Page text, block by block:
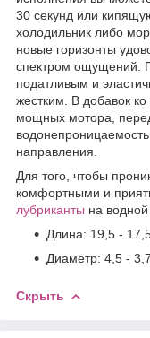
30 секунд или
холодильник либо
новые горизонты
спектром ощущений.
податливым и
жестким. В добавок
мощных мотора,
водонепроницаемость
направления.
Для того, чтобы
комфортными и
лубриканты на водной
Длина: 19,5 -
Диаметр: 4,5 -
Скрыть